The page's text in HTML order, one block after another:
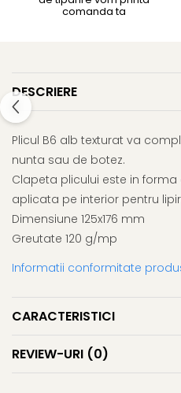
comanda ta
DESCRIERE
Plicul B6 alb texturat va
nunta sau de botez.
Clapeta plicului este in
aplicata pe interior pentru
Dimensiune 125x176 mm
Greutate 120 g/mp
Informatii conformitate
CARACTERISTICI
REVIEW-URI (0)